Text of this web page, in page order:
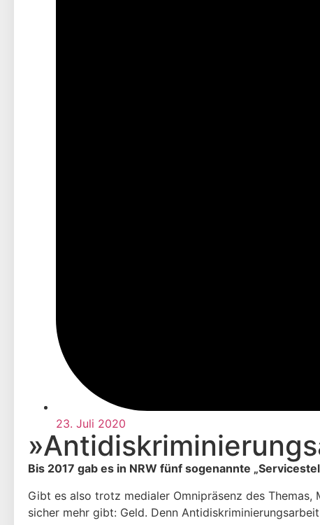
23. Juli 2020
Bis 2017 gab es in NRW fünf sogenannte
Gibt es also trotz medialer Omnipräsenz des Themas,
sicher mehr gibt: Geld. Denn